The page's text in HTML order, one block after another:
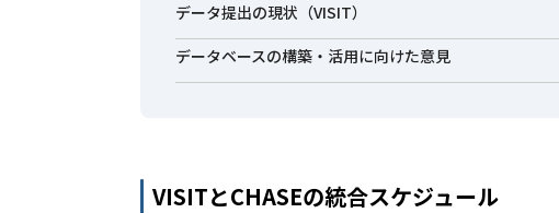
データ提出の現状（VISIT）
データベースの構築・活用に向けた意見
VISITとCHASEの統合スケジュール